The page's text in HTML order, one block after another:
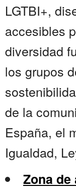
LGTBI+,
accesibles
diversidad
los grupos
de la
España, el
Igualdad,
Zona